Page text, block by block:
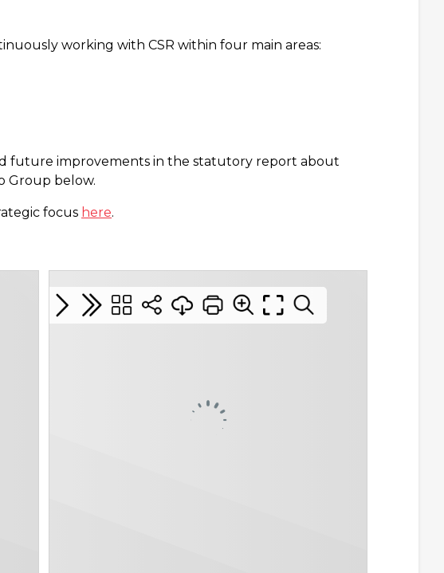
working with CSR within four main areas:
future improvements in the statutory report about
Group below.
focus here.